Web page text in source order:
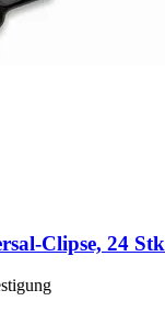
​Clipse, 24 Stk